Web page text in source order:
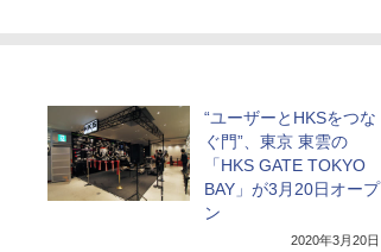
“ユーザーとHKSをつな
ぐ門”、東京 東雲の
「HKS GATE TOKYO
BAY」が3月20日オープ
ン
2020年3月20日